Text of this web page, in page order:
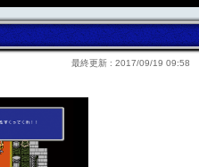
最終更新 : 2017/09/19 09:58